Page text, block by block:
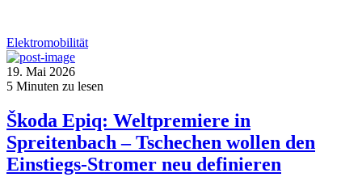
Elektromobilität
19. Mai 2026
5 Minuten zu lesen
Škoda Epiq: Weltpremiere in
Spreitenbach – Tschechen wollen den
Einstiegs-Stromer neu definieren